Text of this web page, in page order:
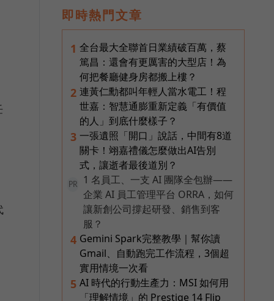
即時熱門文章
1 全台最大全聯首日業績破百萬，蔡
篤昌：還會有更厲害的大型店！為
何把餐廳健身房都搬上樓？
2 連黃仁勳都叫年輕人當水電工！程
世嘉：智慧通膨重新定義「有價值
的人」到底什麼樣子？
3 一張遺照「開口」說話，中間有8道
關卡！翊嘉禮儀怎麼做出AI告別
式，讓逝者最後道別？
PR
1 名員工、一支 AI 團隊全包辦——
企業 AI 員工管理平台 ORRA，如何
讓新創公司撐起研發、銷售到客
服？
4 Gemini Spark完整教學｜幫你讀
Gmail、自動跑完工作流程，3個超
實用情境一次看
5 AI 時代的行動生產力：MSI 如何用
「理解情境」的 Prestige 14 Flip